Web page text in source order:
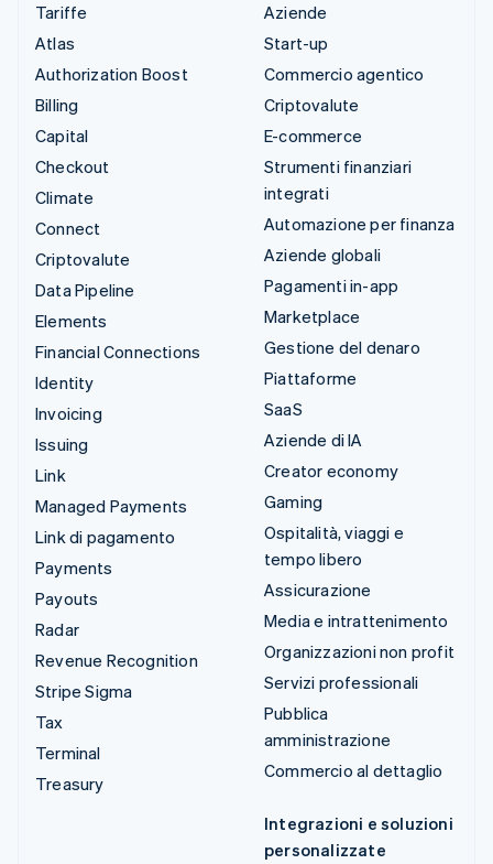
Tariffe
Atlas
Authorization Boost
Billing
Capital
Checkout
Climate
Connect
Criptovalute
Data Pipeline
Elements
Financial Connections
Identity
Invoicing
Issuing
Link
Managed Payments
Link di pagamento
Payments
Payouts
Radar
Revenue Recognition
Stripe Sigma
Tax
Terminal
Treasury
Aziende
Start-up
Commercio agentico
Criptovalute
E-commerce
Strumenti finanziari
integrati
Automazione per finanza
Aziende globali
Pagamenti in-app
Marketplace
Gestione del denaro
Piattaforme
SaaS
Aziende di IA
Creator economy
Gaming
Ospitalità, viaggi e
tempo libero
Assicurazione
Media e intrattenimento
Organizzazioni non profit
Servizi professionali
Pubblica
amministrazione
Commercio al dettaglio
Integrazioni e soluzioni
personalizzate